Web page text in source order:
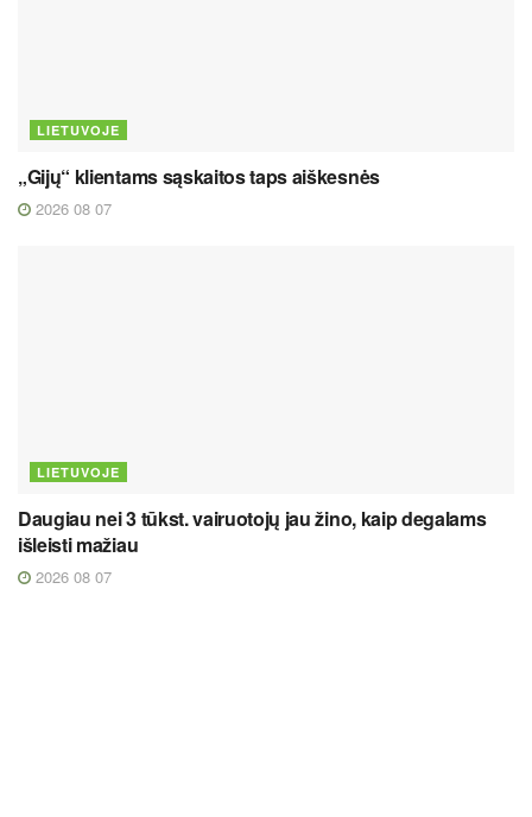
LIETUVOJE
„Gijų“ klientams sąskaitos taps aiškesnės
2026 08 07
LIETUVOJE
Daugiau nei 3 tūkst. vairuotojų jau žino, kaip degalams
išleisti mažiau
2026 08 07